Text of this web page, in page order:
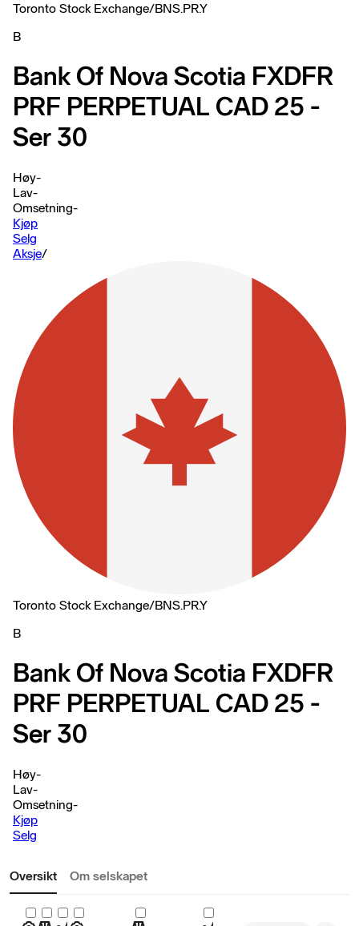
Toronto Stock Exchange/BNS.PR.Y
B
Bank Of Nova Scotia FXDFR
PRF PERPETUAL CAD 25 -
Ser 30
Høy-
Lav-
Omsetning-
Kjøp
Selg
Aksje/
Toronto Stock Exchange/BNS.PR.Y
B
Bank Of Nova Scotia FXDFR
PRF PERPETUAL CAD 25 -
Ser 30
Høy-
Lav-
Omsetning-
Kjøp
Selg
Oversikt Om selskapet